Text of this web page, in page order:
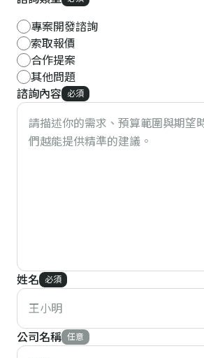
專案開發諮詢
索取報價
合作提案
其他問題
諮詢內容 必須
姓名 必須
公司名稱 任意